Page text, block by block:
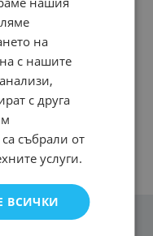
на
с нашите
с друга
събрали от
услуги.
ВСИЧКИ